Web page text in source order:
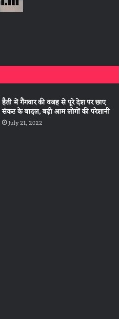
हैती में गैंगवार की वजह से पूरे देश पर छाए
संकट के बादल, बढ़ी आम लोगों की परेशानी
July 21, 2022